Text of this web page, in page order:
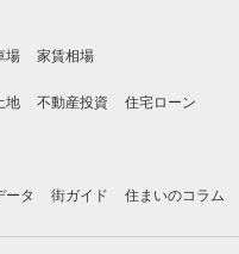
場 家賃相場
地 不動産投資 住宅ローン
ータ 街ガイド 住まいのコラム